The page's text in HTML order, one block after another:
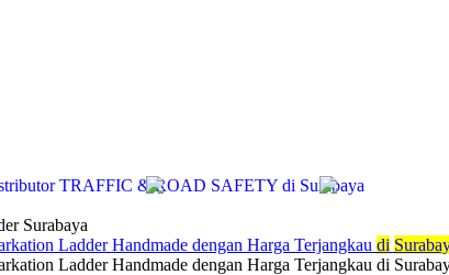
TRAFFIC & ROAD SAFETY di Surabaya
Surabaya
Ladder Handmade dengan Harga Terjangkau di
Ladder Handmade dengan Harga Terjangkau di